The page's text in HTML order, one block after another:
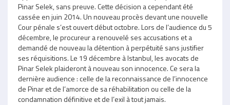
Pinar Selek, sans preuve. Cette décision a cependant été
cassée en juin 2014. Un nouveau procès devant une nouvelle
Cour pénale s’est ouvert début octobre. Lors de l’audience du 5
décembre, le procureur a renouvelé ses accusations et a
demandé de nouveau la détention à perpétuité sans justifier
ses réquisitions. Le 19 décembre à Istanbul, les avocats de
Pinar Selek plaideront à nouveau son innocence. Ce sera la
dernière audience : celle de la reconnaissance de l’innocence
de Pinar et de l’amorce de sa réhabilitation ou celle de la
condamnation définitive et de l’exil à tout jamais.